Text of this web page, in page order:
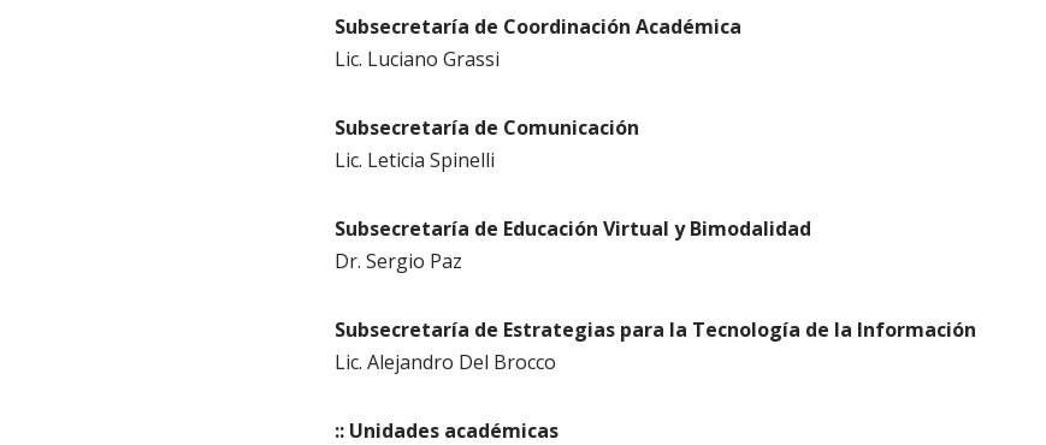
Subsecretaría de Coordinación Académica
Lic. Luciano Grassi
Subsecretaría de Comunicación
Lic. Leticia Spinelli
Subsecretaría de Educación Virtual y Bimodalidad
Dr. Sergio Paz
Subsecretaría de Estrategias para la Tecnología de la Información
Lic. Alejandro Del Brocco
:: Unidades académicas